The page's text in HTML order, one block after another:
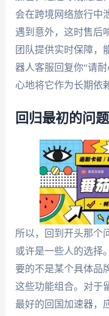
会在跨境网络旅行中
遇到意外，这时售后
团队提供实时保障，
器人客服回复你“请
心地将它作为长期依
回归最初的问
所以，回到开头那个
或许是一些人的选择
要的不是某个具体品
这些功能组合。对于
最好的回国加速器，